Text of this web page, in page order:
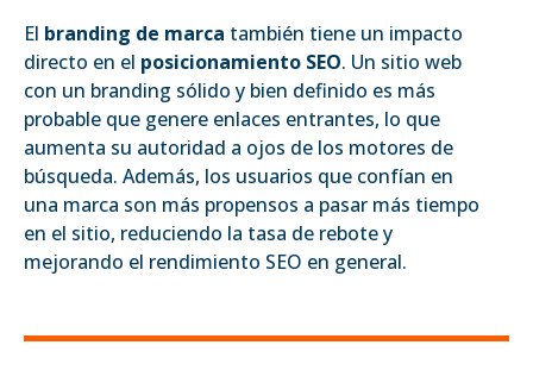
El branding de marca también tiene un impacto
directo en el posicionamiento SEO. Un sitio web
con un branding sólido y bien definido es más
probable que genere enlaces entrantes, lo que
aumenta su autoridad a ojos de los motores de
búsqueda. Además, los usuarios que confían en
una marca son más propensos a pasar más tiempo
en el sitio, reduciendo la tasa de rebote y
mejorando el rendimiento SEO en general.